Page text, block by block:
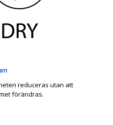
reduceras utan att
förändras.